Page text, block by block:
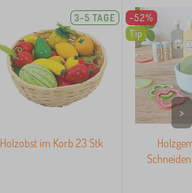
3-5 TAGE
Holzobst im Korb 23 Stk
-52%
Tip
>